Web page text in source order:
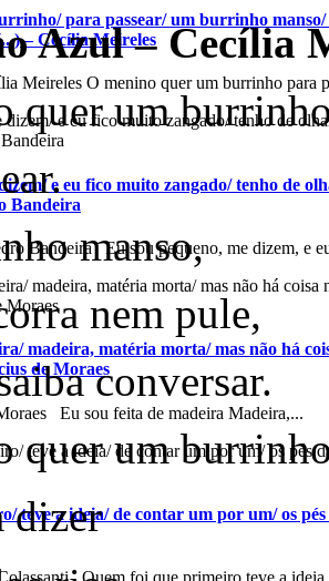
para passear/ um burrinho manso/
– Cecília Meireles
Meireles O menino quer um burrinho para
e eu fico muito zangado/ tenho de
Bandeira
Bandeira Eu sou pequeno, me dizem, e
madeira, matéria morta/ mas não há
de Moraes
Eu sou feita de madeira Madeira,...
teve a ideia/ de contar um por um/ os
Quem foi que primeiro teve a ideia
Azul – Cecília
quer um
manso,
nem pule,
conversar.
quer um
dizer